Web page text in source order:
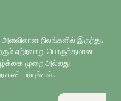
நிலங்களில் இருந்து,
ஏற்றவாறு பொருத்தமான
முறை அல்லது
கண்டறியுங்கள்.